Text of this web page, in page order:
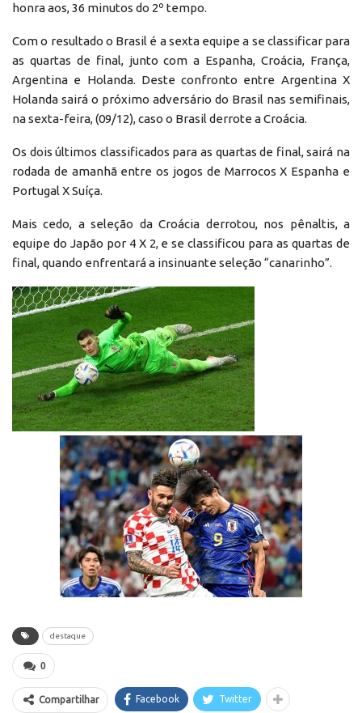
honra aos, 36 minutos do 2º tempo.
Com o resultado o Brasil é a sexta equipe a se classificar para
as quartas de final, junto com a Espanha, Croácia, França,
Argentina e Holanda. Deste confronto entre Argentina X
Holanda sairá o próximo adversário do Brasil nas semifinais,
na sexta-feira, (09/12), caso o Brasil derrote a Croácia.
Os dois últimos classificados para as quartas de final, sairá na
rodada de amanhã entre os jogos de Marrocos X Espanha e
Portugal X Suíça.
Mais cedo, a seleção da Croácia derrotou, nos pênaltis, a
equipe do Japão por 4 X 2, e se classificou para as quartas de
final, quando enfrentará a insinuante seleção “canarinho”.
destaque
0
Compartilhar Facebook Twitter